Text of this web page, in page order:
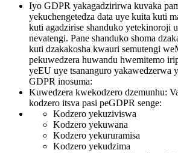
Iyo GDPR yakagadzirirwa kuvaka
yekuchengetedza data uye kuita kuti
kuti agadzirise shanduko yetekinoroji
nevatengi. Pane shanduko shoma
kuti dzakakosha kwauri semutengi
pekuwedzera huwandu hwemitemo
yeEU uye tsananguro yakawedzerwa
GDPR inosuma:
Kuwedzera kwekodzero dzemunhu:
kodzero itsva pasi peGDPR senge:
Kodzero yekuziviswa
Kodzero yekuwana
Kodzero yekururamisa
Kodzero yekudzima